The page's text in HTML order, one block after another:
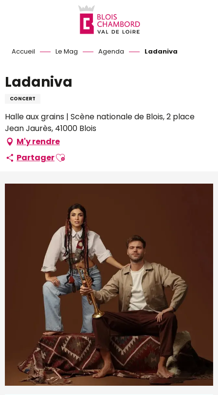
Accueil Le Mag Agenda Ladaniva
Ladaniva
CONCERT
Halle aux grains | Scène nationale de Blois, 2 place
Jean Jaurès, 41000 Blois
M'y rendre
PartagerAjouter aux favoris